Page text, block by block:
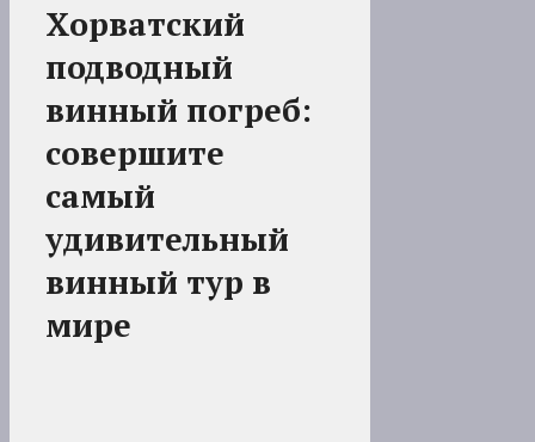
Хорватский
подводный
винный погреб:
совершите
самый
удивительный
винный тур в
мире